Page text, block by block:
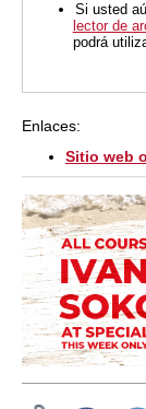
Si usted
lector de
podrá
Enlaces:
Sitio web